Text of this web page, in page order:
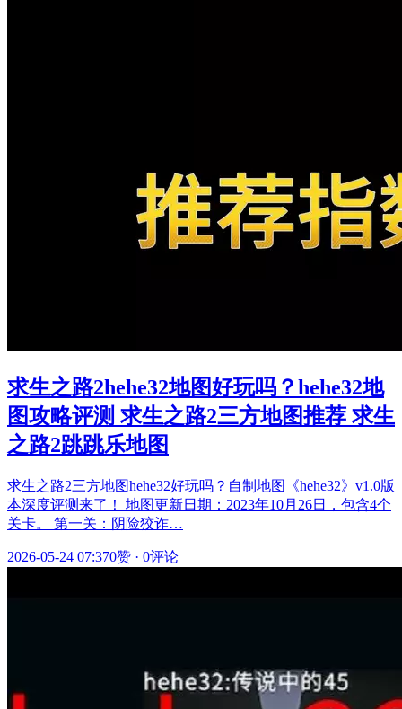
求生之路2hehe32地图好玩吗？hehe32地
图攻略评测 求生之路2三方地图推荐 求生
之路2跳跳乐地图
求生之路2三方地图hehe32好玩吗？自制地图《hehe32》v1.0版
本深度评测来了！ 地图更新日期：2023年10月26日，包含4个
关卡。 第一关：阴险狡诈…
2026-05-24 07:370赞 · 0评论